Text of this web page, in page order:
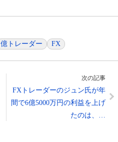
億トレーダー FX
次の記事
FXトレーダーのジュン氏が年
間で6億5000万円の利益を上げ
たのは、…